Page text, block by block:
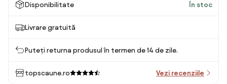
Disponibilitate În stoc
Livrare gratuită
Puteți returna produsul în termen de 14 de zile.
topscaune.ro Vezi recenziile